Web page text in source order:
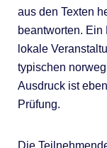
aus den Texten
beantworten.
lokale
typischen
Ausdruck ist
Prüfung.
Die